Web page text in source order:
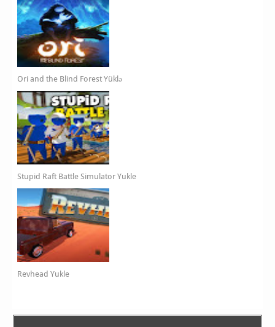
Ori and the Blind Forest Yüklə
Stupid Raft Battle Simulator Yukle
Revhead Yukle